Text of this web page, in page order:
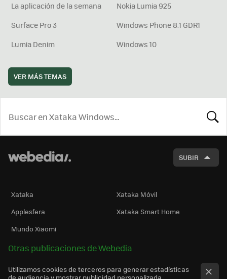
La aplicación de la semana
Nokia Lumia 925
Surface Pro 3
Windows Phone 8.1 GDR1
Lumia Denim
Windows 10
VER MÁS TEMAS
SUBIR
Xataka
Xataka Móvil
Applesfera
Xataka Smart Home
Mundo Xiaomi
Otras publicaciones de Webedia
Utilizamos cookies de terceros para generar estadísticas